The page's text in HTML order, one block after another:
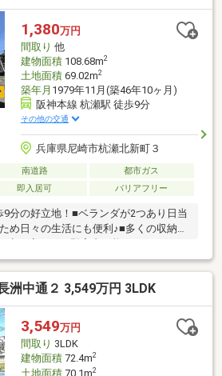
す■□■家を買うとき・売るときは福屋
ください！お客様からのお問い合わせ
おります！フリーダイヤル：０１２０
1,380万円
間取り 他
建物面積108.68m2
土地面積69.02m2
築年月 1979年11月(築46年10ヶ月)
阪神本線 杭瀬駅 徒歩9分
その他の交通
兵庫県尼崎市杭瀬北新町３
南道路
都市ガス
即入居可 バリアフリー
分の好立地！■ベランダが2つあり日当
め日々の生活にも便利♪■多くの収納ス
空き家のため即案内可能です
洲中通２ 3,549万円 3LDK
3,549万円
間取り 3LDK
建物面積72.4m2
土地面積70.1m2